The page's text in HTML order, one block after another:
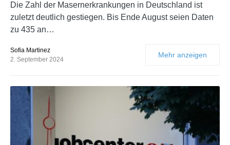
Die Zahl der Masernerkrankungen in Deutschland ist
zuletzt deutlich gestiegen. Bis Ende August seien Daten
zu 435 an…
Sofia Martinez
2. September 2024
Mehr anzeigen